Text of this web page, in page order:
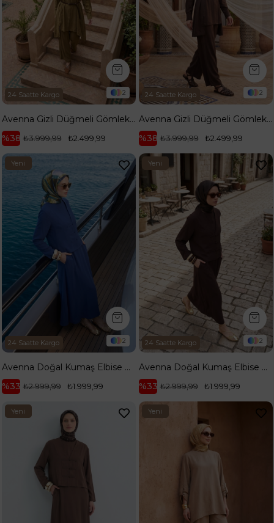
2
24 Saatte Kargo
Avenna Gizli Düğmeli Gömlek Yaka Asimetrik Kesim Pantolonlu İkili Takım Hardal 26YA620
%38
₺2.499,99
₺3.999,99
2
24 Saatte Kargo
Avenna Gizli Düğmeli Gömlek Yaka Asimetrik Kesim Pantolonlu İkili Takım Kahverengi 26YA620
%38
₺2.499,99
₺3.999,99
2
24 Saatte Kargo
Yeni
Avenna Doğal Kumaş Elbise Üzerine Ceketli İkili Takım İndigo 26YA609
%33
₺1.999,99
₺2.999,99
2
24 Saatte Kargo
Yeni
Avenna Doğal Kumaş Elbise Üzerine Ceketli İkili Takım Kahverengi 26YA609
%33
₺1.999,99
₺2.999,99
Yeni
Yeni